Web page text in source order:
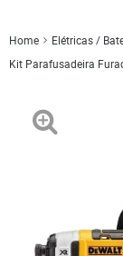
Home Elétricas /
Kit Parafusadeira